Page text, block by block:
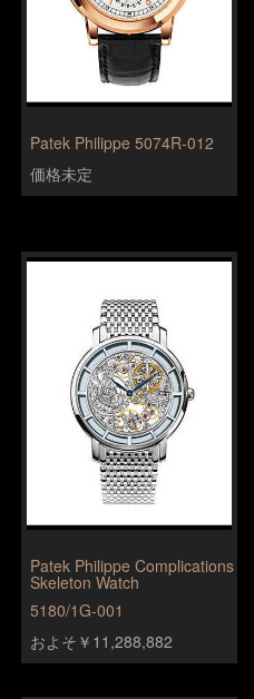
Patek Philippe 5074R-012
価格未定
Patek Philippe Complications
Skeleton Watch
5180/1G-001
およそ￥11,288,882